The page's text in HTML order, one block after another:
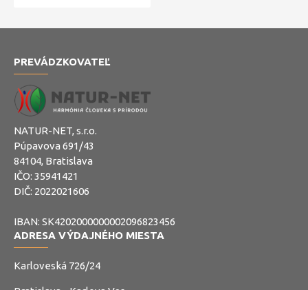
PREVÁDZKOVATEĽ
NATUR-NET, s.r.o.
Púpavova 691/43
84104, Bratislava
IČO: 35941421
DIČ: 2022021606
IBAN: SK4202000000002096823456
ADRESA VÝDAJNÉHO MIESTA
Karloveská 726/24